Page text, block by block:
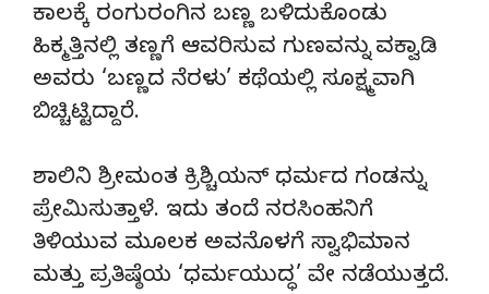
ಕಾಲಕ್ಕೆ ರಂಗುರಂಗಿನ ಬಣ್ಣ ಬಳಿದುಕೊಂಡು
ಹಿಕ್ಮತ್ತಿನಲ್ಲಿ ತಣ್ಣಗೆ ಆವರಿಸುವ ಗುಣವನ್ನು ವಕ್ವಾಡಿ
ಅವರು ‘ಬಣ್ಣದ ನೆರಳು’ ಕಥೆಯಲ್ಲಿ ಸೂಕ್ಷ್ಮವಾಗಿ
ಬಿಚ್ಚಿಟ್ಟಿದ್ದಾರೆ.
ಶಾಲಿನಿ ಶ್ರೀಮಂತ ಕ್ರಿಶ್ಚಿಯನ್ ಧರ್ಮದ ಗಂಡನ್ನು
ಪ್ರೇಮಿಸುತ್ತಾಳೆ. ಇದು ತಂದೆ ನರಸಿಂಹನಿಗೆ
ತಿಳಿಯುವ ಮೂಲಕ ಅವನೊಳಗೆ ಸ್ವಾಭಿಮಾನ
ಮತ್ತು ಪ್ರತಿಷ್ಠೆಯ ‘ಧರ್ಮಯುದ್ಧ’ ವೇ ನಡೆಯುತ್ತದೆ.